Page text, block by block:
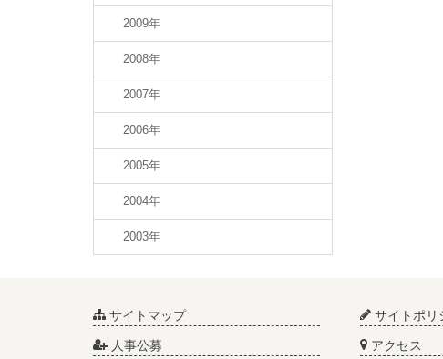
2009年
2008年
2007年
2006年
2005年
2004年
2003年
サイトマップ サイトポリ
人事公募 アクセス